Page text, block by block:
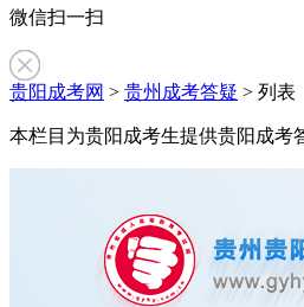
微信扫一扫
贵阳成考网 > 贵州成考答疑 > 列表
本栏目为贵阳成考生提供贵阳成考